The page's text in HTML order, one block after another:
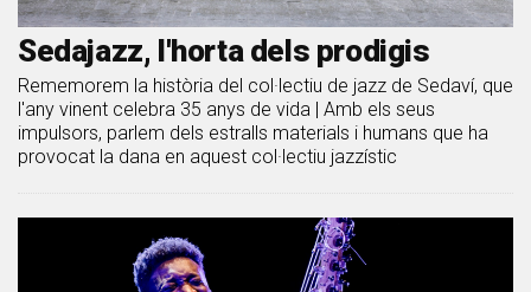
Sedajazz, l'horta dels prodigis
Rememorem la història del col·lectiu de jazz de Sedaví, que
l'any vinent celebra 35 anys de vida | Amb els seus
impulsors, parlem dels estralls materials i humans que ha
provocat la dana en aquest col·lectiu jazzístic